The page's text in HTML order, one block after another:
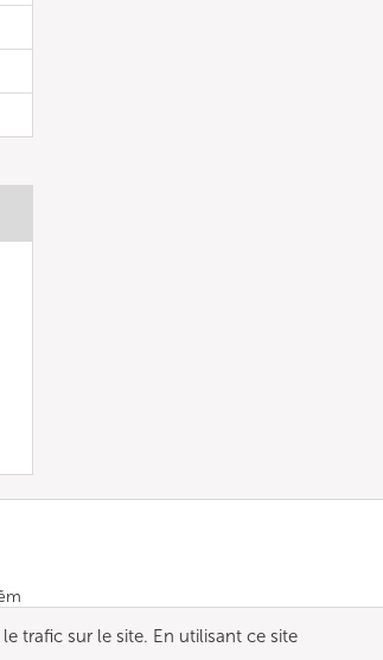
trafic sur le site. En utilisant ce site